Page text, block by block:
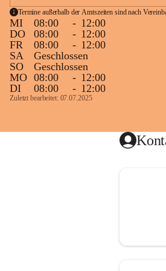
Termine außerhalb der Amtszeiten sind nach
MI 08:00 - 12:00
DO
08:00 - 12:00
FR
08:00 - 12:00
SA
Geschlossen
SO
Geschlossen
MO 08:00 - 12:00
DI
08:00 - 12:00
Zuletzt bearbeitet: 07.07.2025